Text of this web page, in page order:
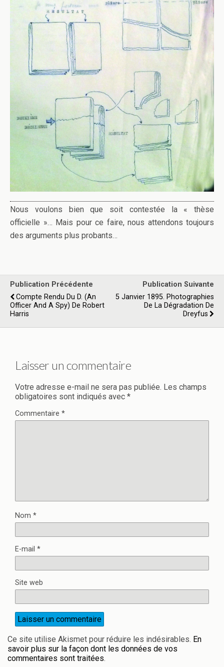
Nous voulons bien que soit contestée la « thèse
officielle »… Mais pour ce faire, nous attendons toujours
des arguments plus probants…
Publication Précédente
Compte Rendu Du D. (An
Officer And A Spy) De Robert
Harris
Publication Suivante
5 Janvier 1895. Photographies
De La Dégradation De
Dreyfus
Laisser un commentaire
Votre adresse e-mail ne sera pas publiée. Les champs
obligatoires sont indiqués avec *
Commentaire *
Nom *
E-mail *
Site web
Ce site utilise Akismet pour réduire les indésirables. En
savoir plus sur la façon dont les données de vos
commentaires sont traitées.